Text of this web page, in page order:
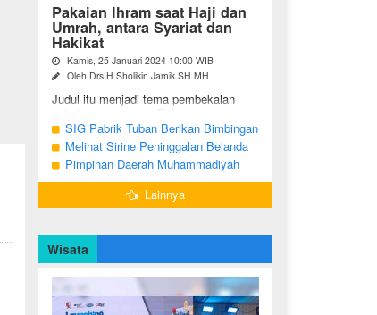
Pakaian Ihram saat Haji dan
Umrah, antara Syariat dan
Hakikat
Kamis, 25 Januari 2024 10:00 WIB
Oleh Drs H Sholikin Jamik SH MH
Judul itu menjadi tema pembekalan
(24/01/2024) di Masjid Nabawi al
Munawaroh, Madinah, kepada jemaah
umrah dari ...
SIG Pabrik Tuban Berikan Bimbingan
Manasik Haji kepada CJH Kabupaten
Tuban
Melihat Sirine Peninggalan Belanda
Penanda Buka Puasa di Pendopo
Bupati Blora
Pimpinan Daerah Muhammadiyah
Bojonegoro Akan Gelar Salat
Iduladha 9 Juli 2022
Lainnya
Wisata